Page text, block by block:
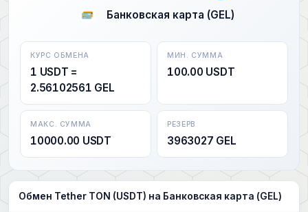
Банковская карта (GEL)
КУРС ОБМЕНА
1 USDT =
2.56102561 GEL
МИН. СУММА
100.00 USDT
МАКС. СУММА
10000.00 USDT
РЕЗЕРВ
3963027 GEL
Обмен Tether TON (USDT) на Банковская карта (GEL)